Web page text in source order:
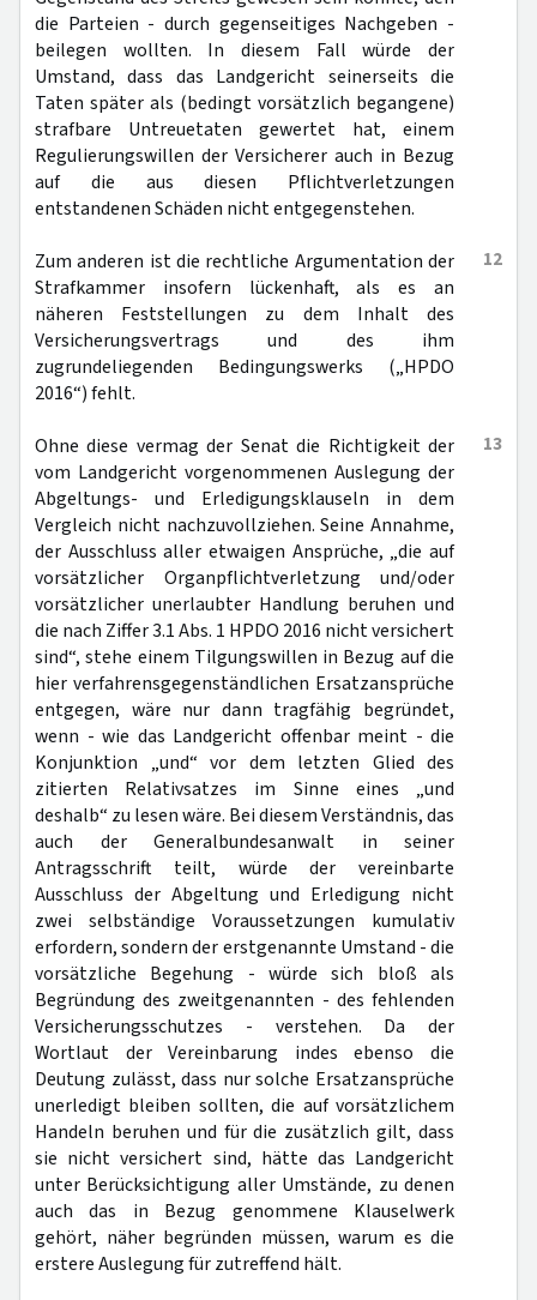
die Parteien - durch gegenseitiges Nachgeben -
beilegen wollten. In diesem Fall würde der
Umstand, dass das Landgericht seinerseits die
Taten später als (bedingt vorsätzlich begangene)
strafbare Untreuetaten gewertet hat, einem
Regulierungswillen der Versicherer auch in Bezug
auf die aus diesen Pflichtverletzungen
entstandenen Schäden nicht entgegenstehen.
12
Zum anderen ist die rechtliche Argumentation der
Strafkammer insofern lückenhaft, als es an
näheren Feststellungen zu dem Inhalt des
Versicherungsvertrags und des ihm
zugrundeliegenden Bedingungswerks („HPDO
2016“) fehlt.
13
Ohne diese vermag der Senat die Richtigkeit der
vom Landgericht vorgenommenen Auslegung der
Abgeltungs- und Erledigungsklauseln in dem
Vergleich nicht nachzuvollziehen. Seine Annahme,
der Ausschluss aller etwaigen Ansprüche, „die auf
vorsätzlicher Organpflichtverletzung und/oder
vorsätzlicher unerlaubter Handlung beruhen und
die nach Ziffer 3.1 Abs. 1 HPDO 2016 nicht versichert
sind“, stehe einem Tilgungswillen in Bezug auf die
hier verfahrensgegenständlichen Ersatzansprüche
entgegen, wäre nur dann tragfähig begründet,
wenn - wie das Landgericht offenbar meint - die
Konjunktion „und“ vor dem letzten Glied des
zitierten Relativsatzes im Sinne eines „und
deshalb“ zu lesen wäre. Bei diesem Verständnis, das
auch der Generalbundesanwalt in seiner
Antragsschrift teilt, würde der vereinbarte
Ausschluss der Abgeltung und Erledigung nicht
zwei selbständige Voraussetzungen kumulativ
erfordern, sondern der erstgenannte Umstand - die
vorsätzliche Begehung - würde sich bloß als
Begründung des zweitgenannten - des fehlenden
Versicherungsschutzes - verstehen. Da der
Wortlaut der Vereinbarung indes ebenso die
Deutung zulässt, dass nur solche Ersatzansprüche
unerledigt bleiben sollten, die auf vorsätzlichem
Handeln beruhen und für die zusätzlich gilt, dass
sie nicht versichert sind, hätte das Landgericht
unter Berücksichtigung aller Umstände, zu denen
auch das in Bezug genommene Klauselwerk
gehört, näher begründen müssen, warum es die
erstere Auslegung für zutreffend hält.